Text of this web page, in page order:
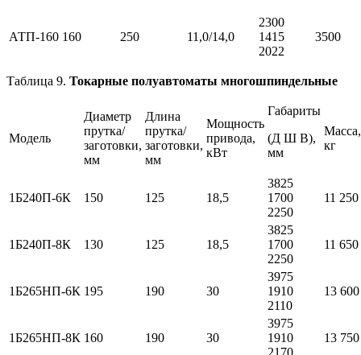
АТП-160 160 250 11,0/14,0
2300
1415
2022
3500
Таблица 9. Токарные полуавтоматы многошпиндельные
Модель
Диаметр
прутка/
заготовки,
мм
Длина
прутка/
заготовки,
мм
Мощность
привода,
кВт
Габариты
(Д Ш В),
мм
Масса,
кг
1Б240П-6К 150 125 18,5
3825
1700
2250
11 250
1Б240П-8К 130 125 18,5
3825
1700
2250
11 650
1Б265НП-6К 195 190 30
3975
1910
2110
13 600
1Б265НП-8К 160 190 30
3975
1910
13 750